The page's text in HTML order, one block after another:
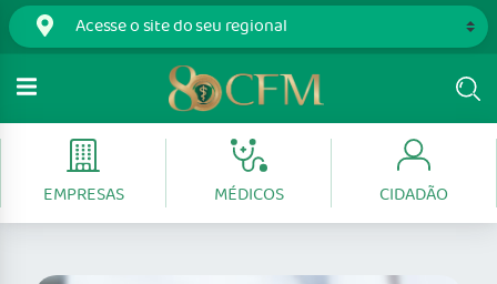
EMPRESAS MÉDICOS CIDADÃO